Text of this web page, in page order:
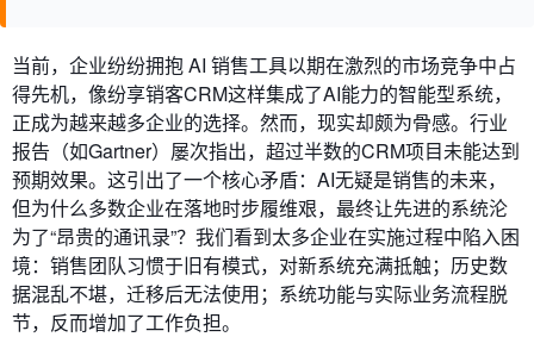
当前，企业纷纷拥抱 AI 销售工具以期在激烈的市场竞争中占
得先机，像纷享销客CRM这样集成了AI能力的智能型系统，
正成为越来越多企业的选择。然而，现实却颇为骨感。行业
报告（如Gartner）屡次指出，超过半数的CRM项目未能达到
预期效果。这引出了一个核心矛盾：AI无疑是销售的未来，
但为什么多数企业在落地时步履维艰，最终让先进的系统沦
为了“昂贵的通讯录”？我们看到太多企业在实施过程中陷入困
境：销售团队习惯于旧有模式，对新系统充满抵触；历史数
据混乱不堪，迁移后无法使用；系统功能与实际业务流程脱
节，反而增加了工作负担。